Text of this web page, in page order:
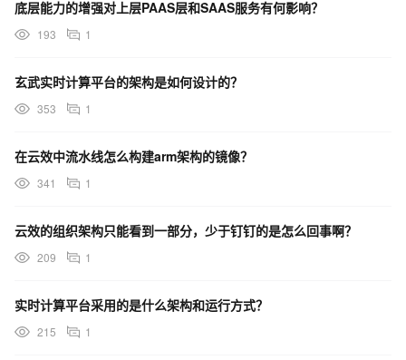
底层能力的增强对上层PAAS层和SAAS服务有何影响？
193 1
玄武实时计算平台的架构是如何设计的？
353 1
在云效中流水线怎么构建arm架构的镜像？
341 1
云效的组织架构只能看到一部分，少于钉钉的是怎么回事啊？
209 1
实时计算平台采用的是什么架构和运行方式？
215 1